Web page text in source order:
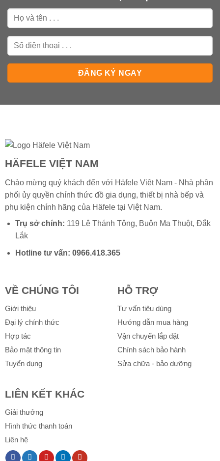
HÄFELE VIỆT NAM
Chào mừng quý khách đến với Häfele Việt Nam - Nhà phân
phối ủy quyền chính thức đồ gia dụng, thiết bị nhà bếp và
phụ kiện chính hãng của Häfeletại Việt Nam.
Trụ sở chính: 119 Lê Thánh Tông, Buôn Ma Thuột, Đắk
Lắk
Hotline tư vấn: 0966.418.365
VỀ CHÚNG TÔI
Giới thiệu
Đại lý chính thức
Hợp tác
Bảo mật thông tin
Tuyển dụng
HỖ TRỢ
Tư vấn tiêu dùng
Hướng dẫn mua hàng
Vận chuyển lắp đặt
Chính sách bảo hành
Sửa chữa - bảo dưỡng
LIÊN KẾT KHÁC
Giải thưởng
Hình thức thanh toán
Liên hệ